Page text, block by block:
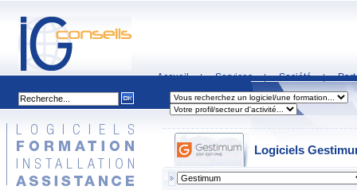
Accueil | Services | Société |
Logiciels